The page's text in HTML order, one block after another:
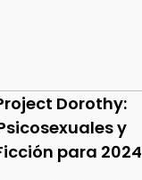
Dorothy:
y
para 2024